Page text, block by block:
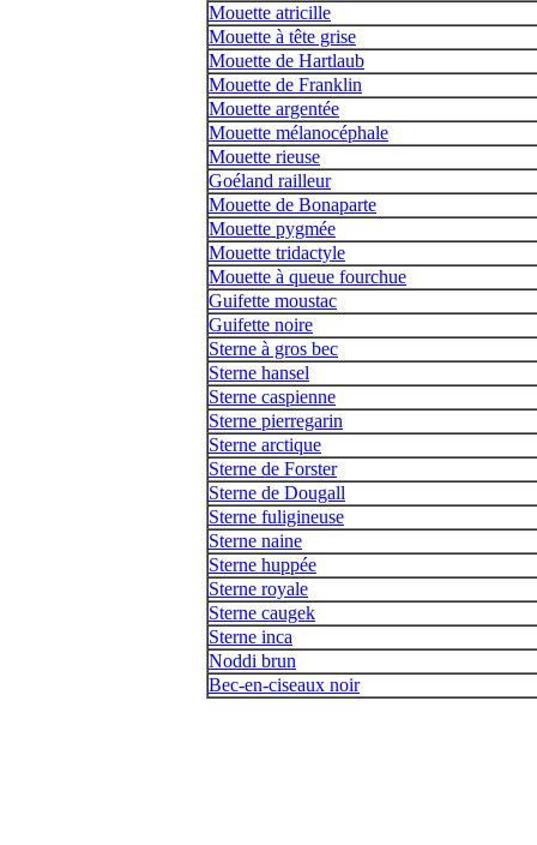
Mouette atricille
Mouette à tête grise
Mouette de Hartlaub
Mouette de Franklin
Mouette argentée
Mouette mélanocéphale
Mouette rieuse
Goéland railleur
Mouette de Bonaparte
Mouette pygmée
Mouette tridactyle
Mouette à queue fourchue
Guifette moustac
Guifette noire
Sterne à gros bec
Sterne hansel
Sterne caspienne
Sterne pierregarin
Sterne arctique
Sterne de Forster
Sterne de Dougall
Sterne fuligineuse
Sterne naine
Sterne huppée
Sterne royale
Sterne caugek
Sterne inca
Noddi brun
Bec-en-ciseaux noir